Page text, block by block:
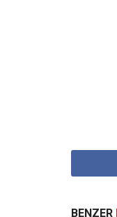
BENZER